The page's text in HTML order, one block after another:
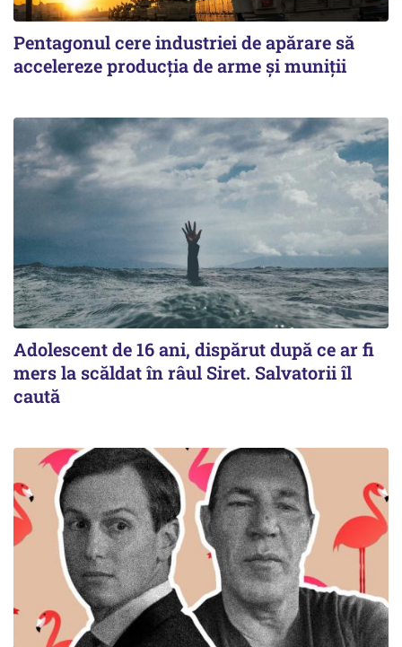
Pentagonul cere industriei de apărare să
accelereze producția de arme și muniții
Adolescent de 16 ani, dispărut după ce ar fi
mers la scăldat în râul Siret. Salvatorii îl
caută